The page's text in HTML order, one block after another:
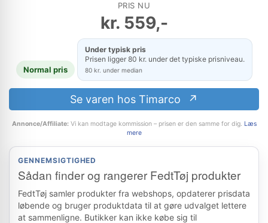
PRIS NU
kr.559,-
Normal pris
Under typisk pris
Prisen ligger 80 kr. under det typiske prisniveau.
80 kr. under median
Se varen hos Timarco
Annonce/Affiliate:Vi kan modtage kommission – prisen er den samme for dig. Læs
mere
GENNEMSIGTIGHED
Sådan finder og rangerer FedtTøj produkter
FedtTøj samler produkter fra webshops, opdaterer prisdata
løbende og bruger produktdata til at gøre udvalget lettere
at sammenligne. Butikker kan ikke købe sig til